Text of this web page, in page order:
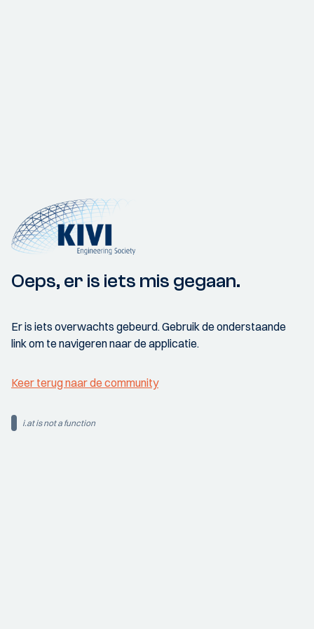
Oeps, er is iets mis gegaan.
Er is iets overwachts gebeurd. Gebruik de onderstaande
link om te navigeren naar de applicatie.
Keer terug naar de community
i.at is not a function